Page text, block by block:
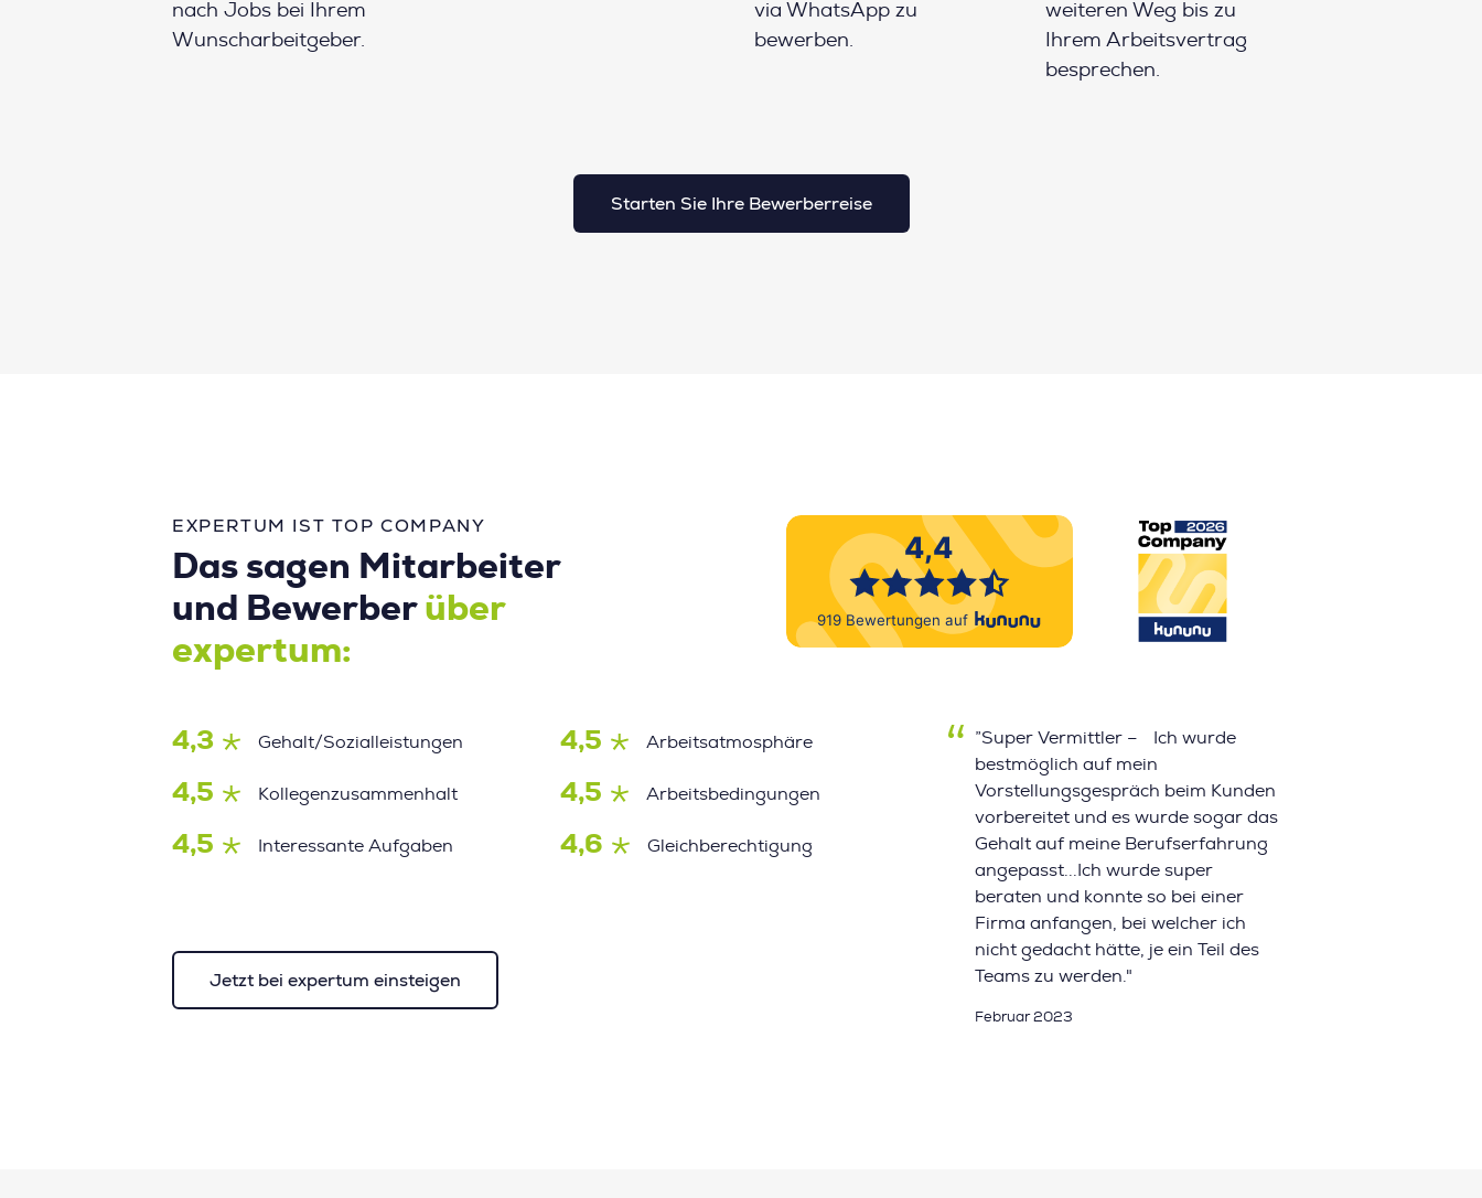
nach Jobs bei Ihrem
Wunscharbeitgeber.
via WhatsApp zu
bewerben.
weiteren Weg bis zu
Ihrem Arbeitsvertrag
besprechen.
Starten Sie Ihre Bewerberreise
EXPERTUM IST TOP COMPANY
Das sagen Mitarbeiter
und Bewerber über
expertum:
4,3 Gehalt/Sozialleistungen 4,5 Arbeitsatmosphäre
4,5 Kollegenzusammenhalt 4,5 Arbeitsbedingungen
4,5 Interessante Aufgaben 4,6 Gleichberechtigung
Jetzt bei expertum einsteigen
”Super Vermittler – Ich wurde
bestmöglich auf mein
Vorstellungsgespräch beim Kunden
vorbereitet und es wurde sogar das
Gehalt auf meine Berufserfahrung
angepasst...Ich wurde super
beraten und konnte so bei einer
Firma anfangen, bei welcher ich
nicht gedacht hätte, je ein Teil des
Teams zu werden."
Februar 2023